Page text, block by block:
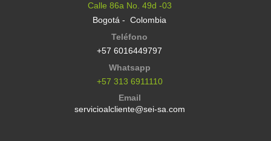
Calle 86a No. 49d -03
Bogotá - Colombia
Teléfono
+57 6016449797
Whatsapp
+57 313 6911110
Email
servicioalcliente@sei-sa.com